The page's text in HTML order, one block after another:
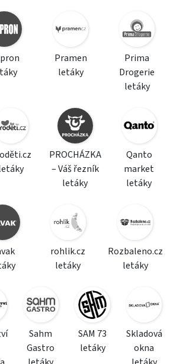
Pramen
letáky
Prima
Drogerie
letáky
PROCHÁZKA
– Váš řezník
letáky
Qanto
market
letáky
rohlik.cz
letáky
Rozbaleno.cz
letáky
Sahm
Gastro
SAM 73
letáky
Skladová
okna